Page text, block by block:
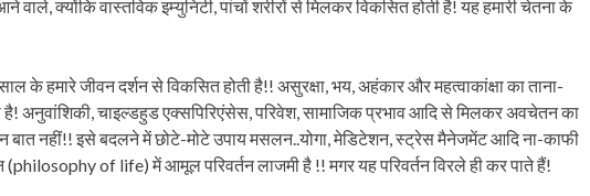
क्योंकि वास्तविक इम्युनिटी, पांचों शरीरों से मिलकर विकसित होती है! यह हमारी चेतना के
के हमारे जीवन दर्शन से विकसित होती है!! असुरक्षा, भय, अहंकार और महत्वाकांक्षा का ताना-
है! अनुवांशिकी, चाइल्डहुड एक्सपिरिएंसेस, परिवेश, सामाजिक प्रभाव आदि से मिलकर अवचेतन का
बात नहीं!! इसे बदलने में छोटे-मोटे उपाय मसलन..योगा, मेडिटेशन, स्ट्रेस मैनेजमेंट आदि ना-काफी
(philosophy of life) में आमूल परिवर्तन लाजमी है !! मगर यह परिवर्तन विरले ही कर पाते हैं!